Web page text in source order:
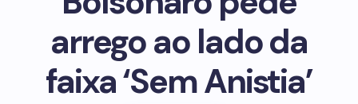
arrego ao lado da
faixa ‘Sem Anistia’